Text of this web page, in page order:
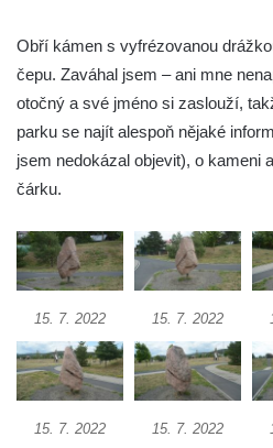
Socha Mamut srstnatý v ZOO
Socha Orel v ZOO Hluboká
Socha Přátelství v ZOO Hluboká
Socha Kudlanka v ZOO Hluboká
Socha Vlčice s mládětem v ZOO
Socha Rys číhající na srnu v
Socha Orlice v ZOO Hluboká
Socha Tygr v ZOO Hluboká
Socha Želva v ZOO Hluboká
Obří kámen s vyfrézovanou
čepu. Zaváhal jsem – ani mne
otočný a své jméno si zaslouží,
parku se najít alespoň nějaké
jsem nedokázal objevit), o kameni
čárku.
15. 7. 2022 15. 7. 2022
15. 7. 2022 15. 7. 2022